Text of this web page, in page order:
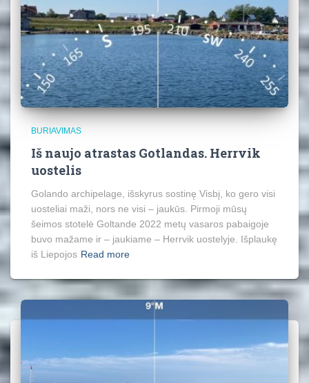
BURIAVIMAS
Iš naujo atrastas Gotlandas. Herrvik
uostelis
Golando archipelage, išskyrus sostinę Visbį, ko gero visi
uosteliai maži, nors ne visi – jaukūs. Pirmoji mūsų
šeimos stotelė Goltande 2022 metų vasaros pabaigoje
buvo mažame ir – jaukiame – Herrvik uostelyje. Išplaukę
iš Liepojos Read more